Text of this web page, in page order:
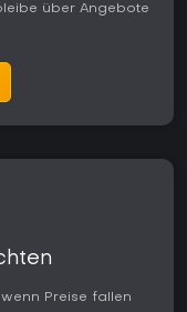
über Angebote
Preise fallen